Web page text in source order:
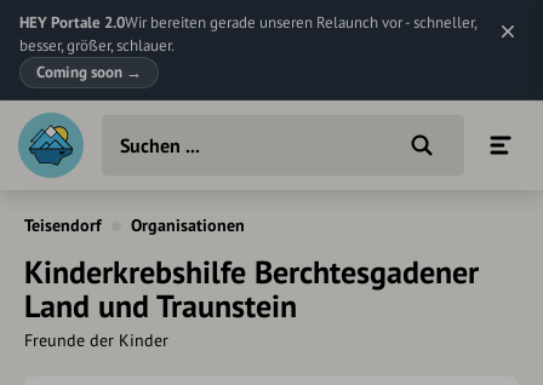
HEY Portale 2.0Wir bereiten gerade unseren Relaunch vor - schneller,
besser, größer, schlauer.
Coming soon →
Teisendorf Organisationen
Kinderkrebshilfe Berchtesgadener
Land und Traunstein
Freunde der Kinder